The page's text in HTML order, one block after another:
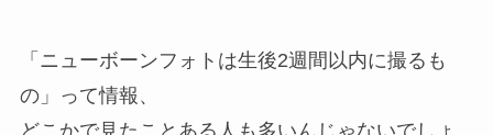
「ニューボーンフォトは生後2週間以内に撮るも
の」って情報、